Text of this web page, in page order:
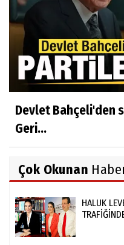
Devlet Bahçeli'den
Geri...
Çok Okunan
HALUK